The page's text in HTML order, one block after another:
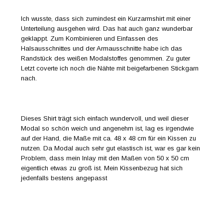
Ich wusste, dass sich zumindest ein Kurzarmshirt mit einer
Unterteilung ausgehen wird. Das hat auch ganz wunderbar
geklappt. Zum Kombinieren und Einfassen des
Halsausschnittes und der Armausschnitte habe ich das
Randstück des weißen Modalstoffes genommen. Zu guter
Letzt coverte ich noch die Nähte mit beigefarbenen Stickgarn
nach.
Dieses Shirt trägt sich einfach wundervoll, und weil dieser
Modal so schön weich und angenehm ist, lag es irgendwie
auf der Hand, die Maße mit ca. 48 x 48 cm für ein Kissen zu
nutzen. Da Modal auch sehr gut elastisch ist, war es gar kein
Problem, dass mein Inlay mit den Maßen von 50 x 50 cm
eigentlich etwas zu groß ist. Mein Kissenbezug hat sich
jedenfalls bestens angepasst